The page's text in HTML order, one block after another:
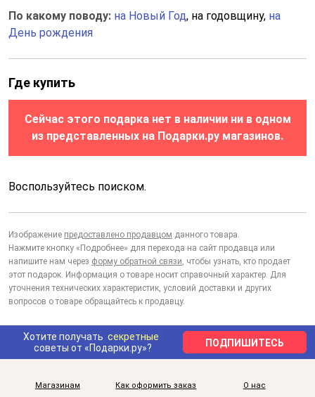
По какому поводу: на Новый Год, на годовщину, на
День рождения
Где купить
Сейчас этого подарка нет в наличии ни в одном
из представленных на Подарки.ру магазинов.
Воспользуйтесь поиском.
Изображение предоставлено продавцом данного товара.
Нажмите кнопку «Подробнее» для перехода на сайт продавца или
напишите нам через форму обратной связи, чтобы узнать, кто продает
этот подарок. Информация о товаре носит справочный характер. Для
уточнения технических характеристик, условий доставки и других
вопросов о товаре обращайтесь к продавцу.
Хотите получать секретные
советы от «Подарки.ру»?
ПОДПИШИТЕСЬ
Магазинам Как оформить заказ О нас